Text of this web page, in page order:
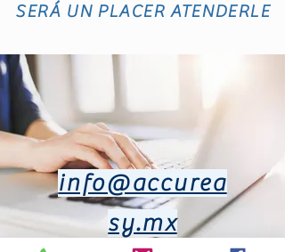
SERÁ UN PLACER ATENDERLE
info@accurea
sy.mx